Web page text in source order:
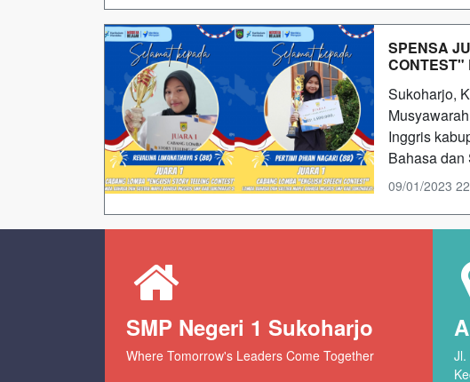
SPENSA
CONTEST"
Sukoharjo,
Inggris
Bahasa dan
09/01/2023
SMP Negeri 1 Sukoharjo
Where Tomorrow's Leaders Come Together
Jl.